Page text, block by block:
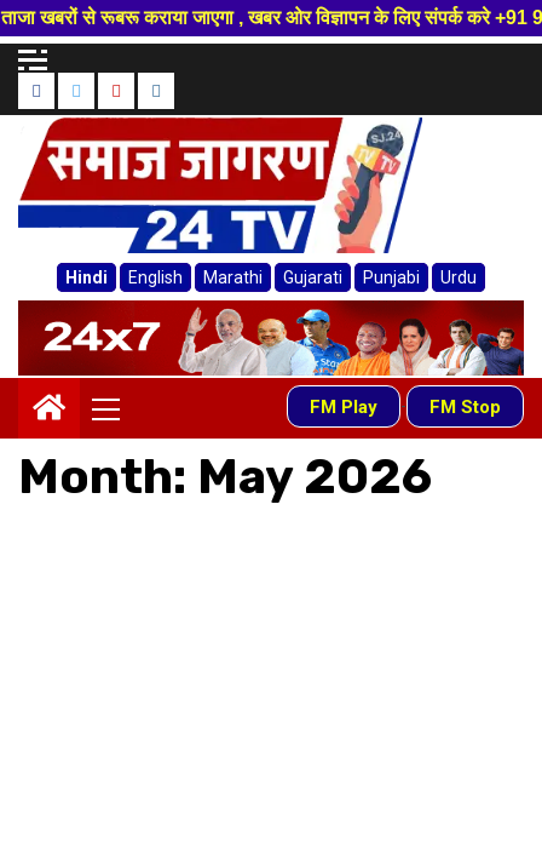
, खबर ओर विज्ञापन के लिए संपर्क करे +91 9817784493 ,हमारे
Skip
content
Facebook
TwitterYoutubeinstagram
Hindi English Marathi Gujarati Punjabi Urdu
Menu
FM Play - FM Stop
Month: May 2026